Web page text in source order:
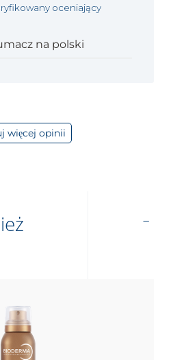
oceniający
na polski
więcej opinii